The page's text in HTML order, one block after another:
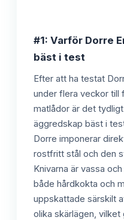
#1: Varför Dorre
bäst i test
Efter att ha testat
under flera veckor till
matlådor är det
äggredskap bäst i
Dorre imponerar
rostfritt stål och den
Knivarna är vassa
både hårdkokta och
uppskattade särskilt
olika skärlägen,